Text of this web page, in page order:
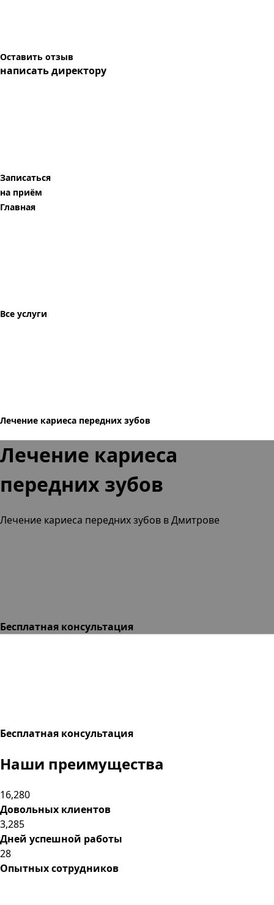
Оставить отзыв
написать директору
Записаться
на приём
Главная
Все услуги
Лечение кариеса передних зубов
Лечение кариеса
передних зубов
Лечение кариеса передних зубов в Дмитрове
Бесплатная консультация
Бесплатная консультация
Наши преимущества
16,280
Довольных клиентов
3,285
Дней успешной работы
28
Опытных сотрудников